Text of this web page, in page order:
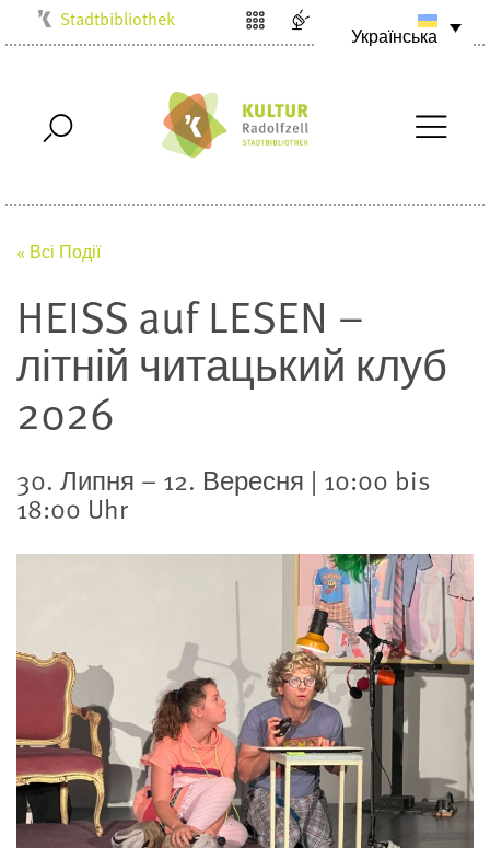
Musikschule
Stadtmuseum
Stadtbibliothek
Villa Bosch
Українська
« Всі Події
HEISS auf LESEN –
літній читацький клуб
2026
30. Липня – 12. Вересня | 10:00 bis
18:00 Uhr